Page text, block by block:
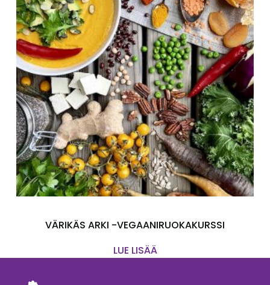
VÄRIKÄS ARKI -VEGAANIRUOKAKURSSI
LUE LISÄÄ